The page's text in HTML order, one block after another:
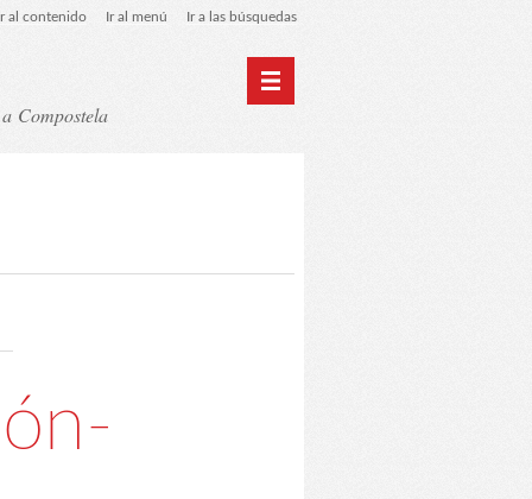
al contenido Ir al menú Ir a las búsquedas
Compostela